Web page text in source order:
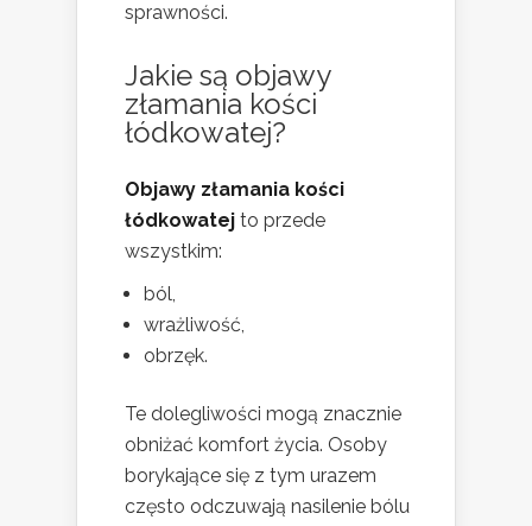
sprawności.
Jakie są objawy
złamania kości
łódkowatej?
Objawy złamania kości
łódkowatej to przede
wszystkim:
ból,
wrażliwość,
obrzęk.
Te dolegliwości mogą znacznie
obniżać komfort życia. Osoby
borykające się z tym urazem
często odczuwają nasilenie bólu